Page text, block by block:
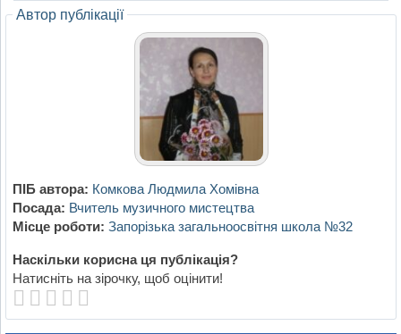
Автор публікації
ПІБ автора: Комкова Людмила Хомівна
Посада: Вчитель музичного мистецтва
Місце роботи: Запорізька загальноосвітня школа №32
Наскільки корисна ця публікація?
Натисніть на зірочку, щоб оцінити!